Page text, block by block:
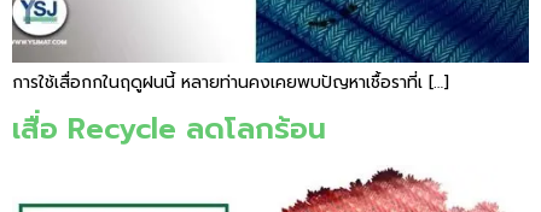
การใช้เสื่อกกในฤดูฝนนี้ หลายท่านคงเคยพบปัญหาเชื้อราที่เ […]
เสื่อ Recycle ลดโลกร้อน